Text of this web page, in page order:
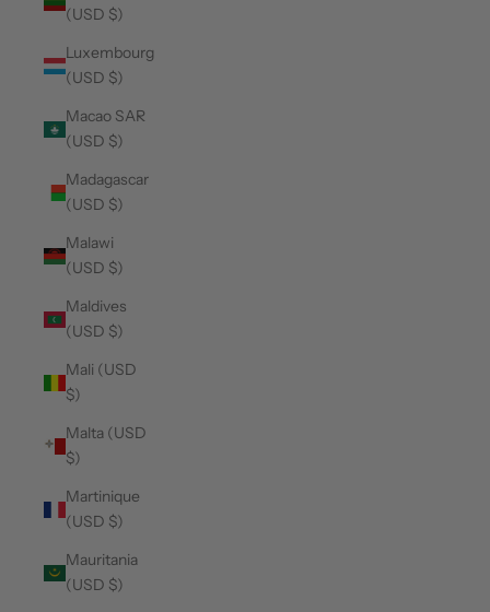
(USD $)
Luxembourg
(USD $)
Macao SAR
(USD $)
Madagascar
(USD $)
Malawi
(USD $)
Maldives
(USD $)
Mali (USD
$)
Malta (USD
$)
Martinique
(USD $)
Mauritania
(USD $)